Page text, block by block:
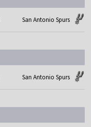
San Antonio Spurs
San Antonio Spurs